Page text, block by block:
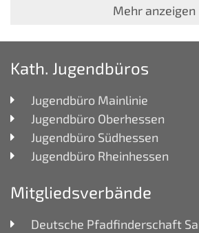
Mehr anzeigen
Kath. Jugendbüros
Jugendbüro Mainlinie
Jugendbüro Oberhessen
Jugendbüro Südhessen
Jugendbüro Rheinhessen
Mitgliedsverbände
Deutsche Pfadfinderschaft